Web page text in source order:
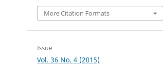
More Citation Formats
Issue
Vol. 36 No. 4 (2015)